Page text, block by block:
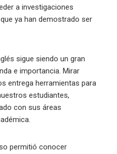
a investigaciones
ya han demostrado ser
sigue siendo un gran
e importancia. Mirar
entrega herramientas para
estudiantes,
con sus áreas
permitió conocer